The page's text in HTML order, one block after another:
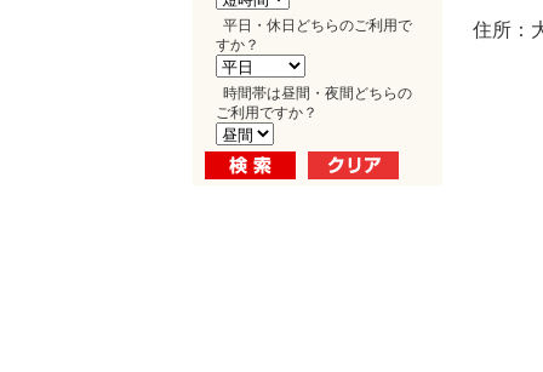
平日・休日どちらのご利用で
すか？
時間帯は昼間・夜間どちらの
ご利用ですか？
住所：